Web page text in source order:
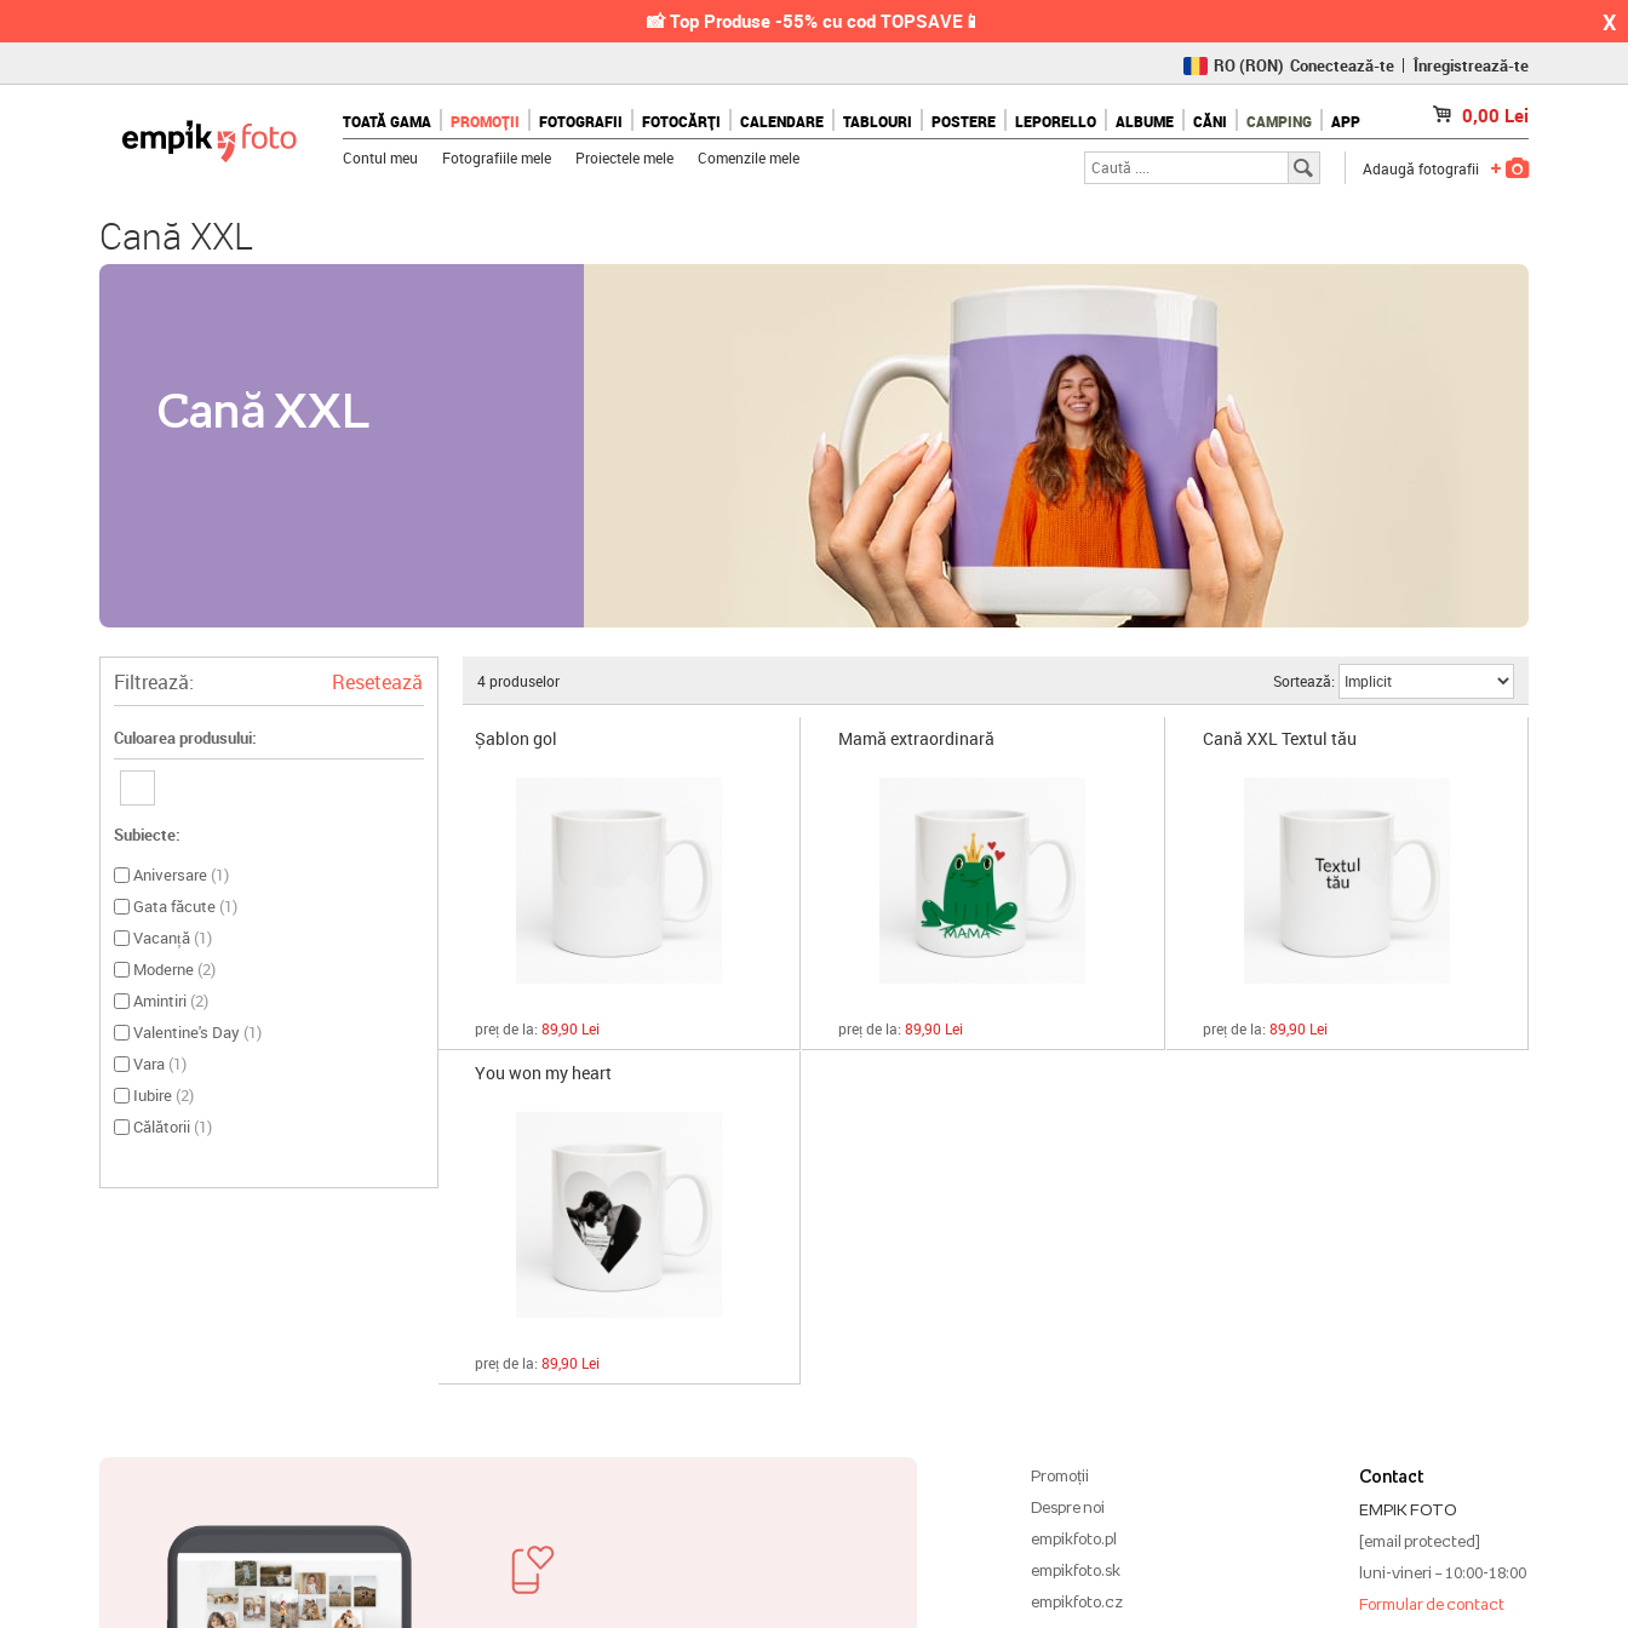
📸 Top Produse -55% cu cod TOPSAVE📱 X
(KČ)
SK(€)
RO(RON) Conectează-te Înregistrează-te
TOATĂ GAMA PROMOȚII FOTOGRAFII FOTOCĂRȚI CALENDARE TABLOURI POSTERE LEPORELLO ALBUME CĂNI CAMPING APP 0,00 Lei
Contul meu Fotografiile mele Proiectele mele Comenzile mele
Adaugă fotografii
Cană XXL
Cană XXL
Filtrează: Resetează
Culoarea produsului:
Subiecte:
Aniversare (1)
Gata făcute (1)
Vacanță (1)
Moderne (2)
Amintiri (2)
Valentine's Day (1)
Vara (1)
Iubire (2)
Călătorii (1)
4produselor Sortează:
Șablon gol
preț de la: 89,90 Lei
Mamă extraordinară
preț de la: 89,90 Lei
Cană XXL Textul tău
preț de la: 89,90 Lei
You won my heart
preț de la: 89,90 Lei
Promoții
Despre noi
empikfoto.pl
empikfoto.sk
empikfoto.cz
Contact
EMPIK FOTO
[email protected]
luni-vineri – 10:00-18:00
Formular de contact